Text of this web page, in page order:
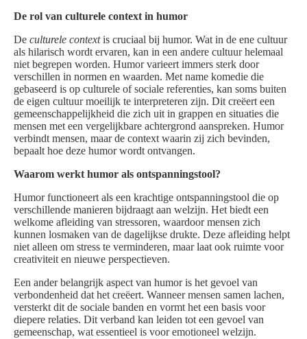
De rol van culturele context in humor
De culturele contextis cruciaal bij humor. Wat in de ene cultuur
als hilarisch wordt ervaren, kan in een andere cultuur helemaal
niet begrepen worden. Humor varieert immers sterk door
verschillen in normen en waarden. Met name komedie die
gebaseerd is op culturele of sociale referenties, kan soms buiten
de eigen cultuur moeilijk te interpreteren zijn. Dit creëert een
gemeenschappelijkheid die zich uit in grappen en situaties die
mensen met een vergelijkbare achtergrond aanspreken. Humor
verbindt mensen, maar de context waarin zij zich bevinden,
bepaalt hoe deze humor wordt ontvangen.
Waarom werkt humor als ontspanningstool?
Humor functioneert als een krachtige ontspanningstool die op
verschillende manieren bijdraagt aan welzijn. Het biedt een
welkome afleiding van stressoren, waardoor mensen zich
kunnen losmaken van de dagelijkse drukte. Deze afleiding helpt
niet alleen om stress te verminderen, maar laat ook ruimte voor
creativiteit en nieuwe perspectieven.
Een ander belangrijk aspect van humor is het gevoel van
verbondenheid dat het creëert. Wanneer mensen samen lachen,
versterkt dit de sociale banden en vormt het een basis voor
diepere relaties. Dit verband kan leiden tot een gevoel van
gemeenschap, wat essentieel is voor emotioneel welzijn.